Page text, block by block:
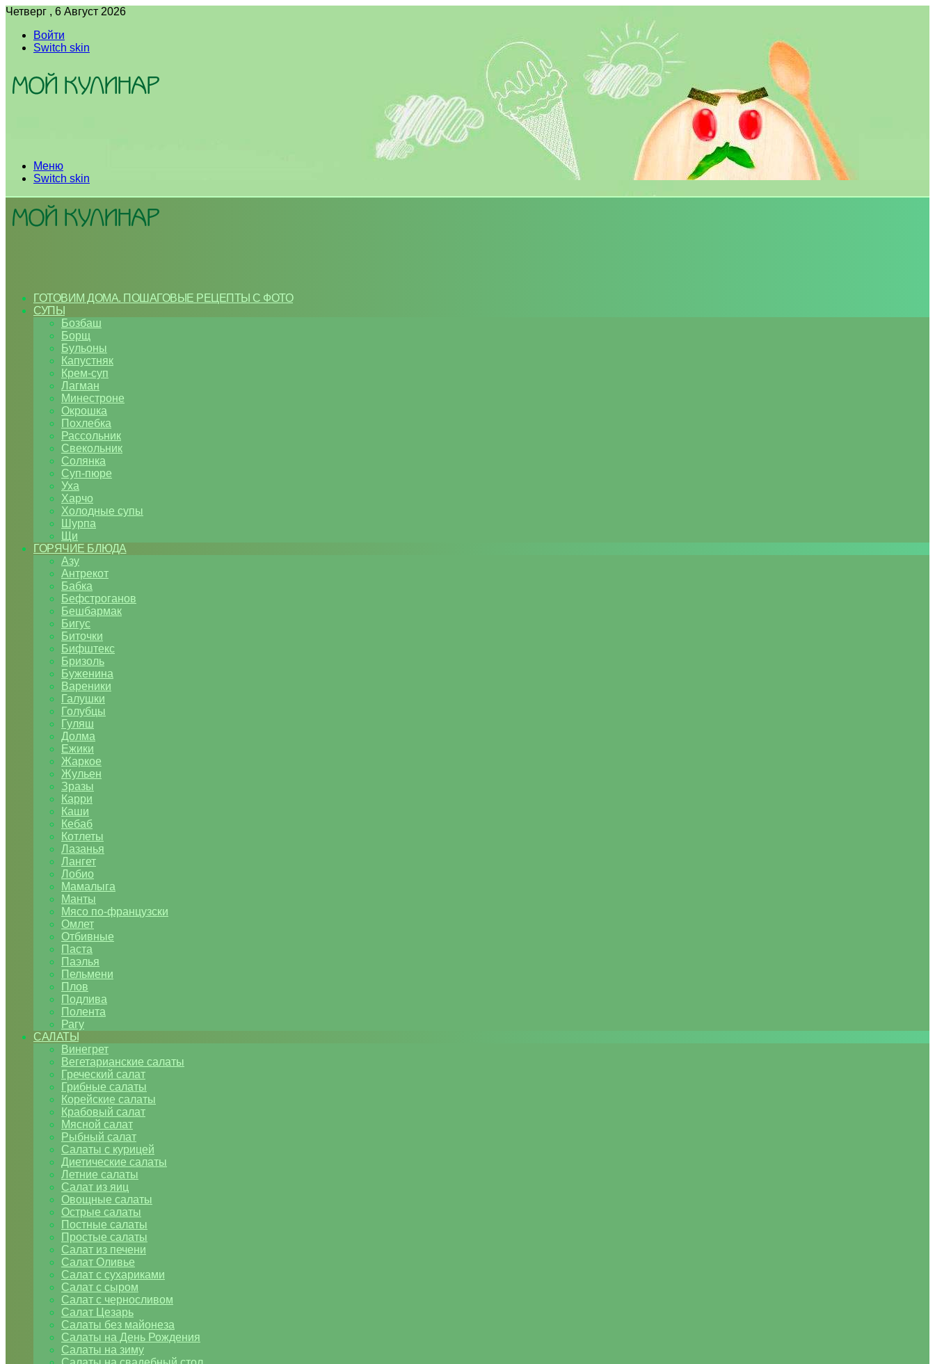
Четверг , 6 Август 2026
Войти
Switch skin
Меню
Switch skin
ГОТОВИМ ДОМА. ПОШАГОВЫЕ РЕЦЕПТЫ С ФОТО
СУПЫ
Бозбаш
Борщ
Бульоны
Капустняк
Крем-суп
Лагман
Минестроне
Окрошка
Похлебка
Рассольник
Свекольник
Солянка
Суп-пюре
Уха
Харчо
Холодные супы
Шурпа
Щи
ГОРЯЧИЕ БЛЮДА
Азу
Антрекот
Бабка
Бефстроганов
Бешбармак
Бигус
Биточки
Бифштекс
Бризоль
Буженина
Вареники
Галушки
Голубцы
Гуляш
Долма
Ежики
Жаркое
Жульен
Зразы
Карри
Каши
Кебаб
Котлеты
Лазанья
Лангет
Лобио
Мамалыга
Манты
Мясо по-французски
Омлет
Отбивные
Паста
Паэлья
Пельмени
Плов
Подлива
Полента
Рагу
САЛАТЫ
Винегрет
Вегетарианские салаты
Греческий салат
Грибные салаты
Корейские салаты
Крабовый салат
Мясной салат
Рыбный салат
Салаты с курицей
Диетические салаты
Летние салаты
Салат из яиц
Овощные салаты
Острые салаты
Постные салаты
Простые салаты
Салат из печени
Салат Оливье
Салат с сухариками
Салат с сыром
Салат с черносливом
Салат Цезарь
Салаты без майонеза
Салаты на День Рождения
Салаты на зиму